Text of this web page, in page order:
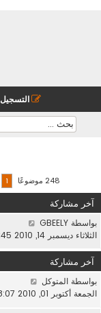
التسجيل
248 موضوعًا 1
آخر مشاركة
بواسطة GBEELY
الثلاثاء ديسمبر 14, 2010 6:45 pm
آخر مشاركة
بواسطة المتوكل
الجمعة أكتوبر 01, 2010 8:07 am